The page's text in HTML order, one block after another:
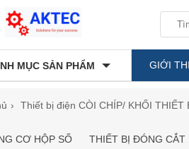
MỤC SẢN PHẨM GIỚI
Thiết bị điện CÒI CHÍP/ KHỐI THIẾT
CƠ HỘP SỐ THIẾT BỊ ĐÓNG CẮT